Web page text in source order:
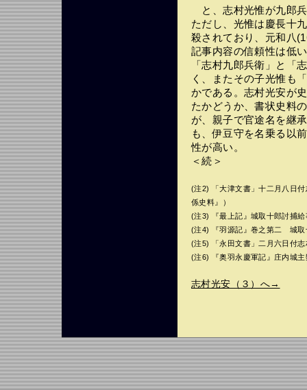
と、志村光惟が九郎
ただし、光惟は慶長十
殺されており、元和八
記事内容の信頼性は低
「志村九郎兵衛」と「
く、またその子光惟も
かである。志村光安が
たかどうか、書状史料
が、親子で官途名を継
も、伊豆守を名乗る以
性が高い。
＜続＞
(注2) 「大津文書」十二月八日
係史料』）
(注3) 『最上記』城取十郎討捕
(注4) 『羽源記』巻之第二 城取
(注5) 「永田文書」二月六日付
(注6) 『奥羽永慶軍記』庄内城
志村光安（３）へ→